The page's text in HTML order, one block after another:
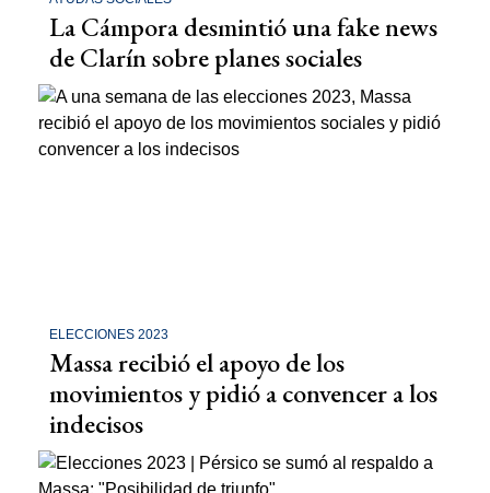
La Cámpora desmintió una fake news
de Clarín sobre planes sociales
ELECCIONES 2023
Massa recibió el apoyo de los
movimientos y pidió a convencer a los
indecisos